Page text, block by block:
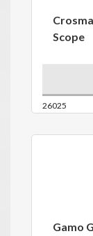
Scope
26025
Gamo